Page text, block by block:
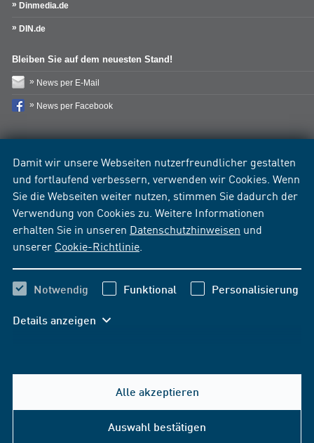
Damit wir unsere Webseiten nutzerfreundlicher gestalten
und fortlaufend verbessern, verwenden wir Cookies. Wenn
Sie die Webseiten weiter nutzen, stimmen Sie dadurch der
Verwendung von Cookies zu. Weitere Informationen
erhalten Sie in unseren Datenschutzhinweisen und
unserer Cookie-Richtlinie
Notwendig Funktional Personalisierung
Details anzeigen
Alle akzeptieren
Auswahl bestätigen
Dinmedia.de
DIN.de
Bleiben Sie auf dem neuesten Stand!
News per E-Mail
News per Facebook
Hilfe & Kontakt